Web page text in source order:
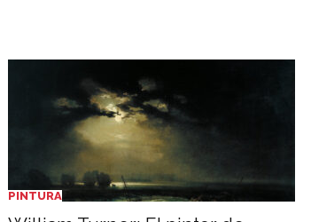
Hoy
PINTURA